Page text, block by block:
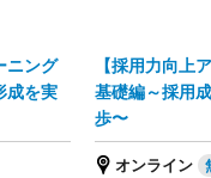
ニング
成を実
【採用力向上
基礎編～採用
歩〜
オンライン